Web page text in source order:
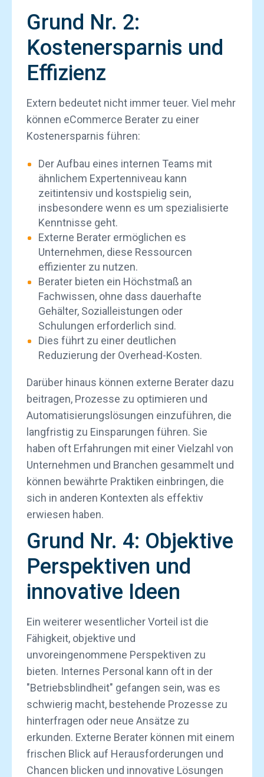
Grund Nr. 2:
Kostenersparnis und
Effizienz
Extern bedeutet nicht immer teuer. Viel mehr
können eCommerce Berater zu einer
Kostenersparnis führen:
Der Aufbau eines internen Teams mit
ähnlichem Expertenniveau kann
zeitintensiv und kostspielig sein,
insbesondere wenn es um spezialisierte
Kenntnisse geht.
Externe Berater ermöglichen es
Unternehmen, diese Ressourcen
effizienter zu nutzen.
Berater bieten ein Höchstmaß an
Fachwissen, ohne dass dauerhafte
Gehälter, Sozialleistungen oder
Schulungen erforderlich sind.
Dies führt zu einer deutlichen
Reduzierung der Overhead-Kosten.
Darüber hinaus können externe Berater dazu
beitragen, Prozesse zu optimieren und
Automatisierungslösungen einzuführen, die
langfristig zu Einsparungen führen. Sie
haben oft Erfahrungen mit einer Vielzahl von
Unternehmen und Branchen gesammelt und
können bewährte Praktiken einbringen, die
sich in anderen Kontexten als effektiv
erwiesen haben.
Grund Nr. 4: Objektive
Perspektiven und
innovative Ideen
Ein weiterer wesentlicher Vorteil ist die
Fähigkeit, objektive und
unvoreingenommene Perspektiven zu
bieten. Internes Personal kann oft in der
"Betriebsblindheit" gefangen sein, was es
schwierig macht, bestehende Prozesse zu
hinterfragen oder neue Ansätze zu
erkunden. Externe Berater können mit einem
frischen Blick auf Herausforderungen und
Chancen blicken und innovative Lösungen